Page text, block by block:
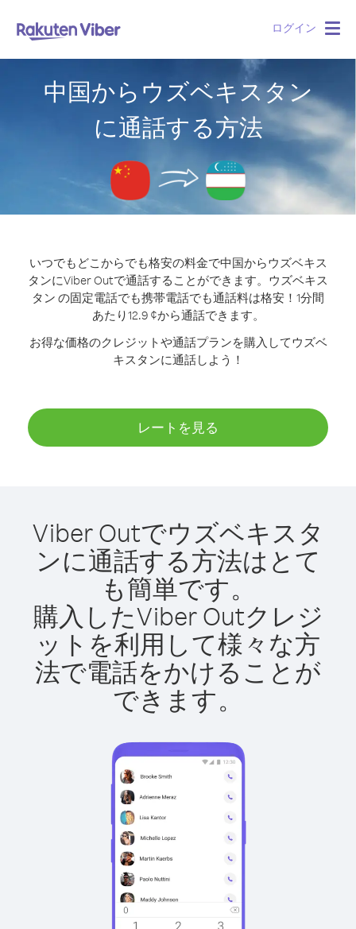
ログイン
中国からウズベキスタン
に通話する方法
いつでもどこからでも格安の料金で中国からウズベキス
タンにViber Outで通話することができます。 ウズベキス
タン の固定電話でも携帯電話でも通話料は格安！1分間
あたり12.9 ¢から通話できます。
お得な価格のクレジットや通話プランを購入してウズベ
キスタンに通話しよう！
レートを見る
Viber Outでウズベキスタ
ンに通話する方法はとて
も簡単です。
購入したViber Outクレジ
ットを利用して様々な方
法で電話をかけることが
できます。